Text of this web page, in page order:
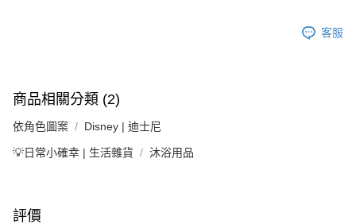
客服
商品相關分類 (2)
依角色圖案 Disney | 迪士尼
💡日常小確幸 | 生活雜貨 沐浴用品
評價